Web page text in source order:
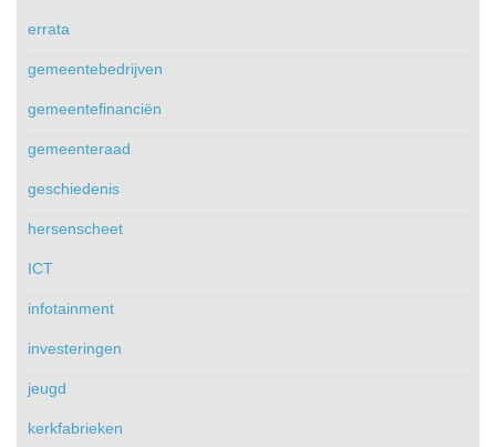
errata
gemeentebedrijven
gemeentefinanciën
gemeenteraad
geschiedenis
hersenscheet
ICT
infotainment
investeringen
jeugd
kerkfabrieken